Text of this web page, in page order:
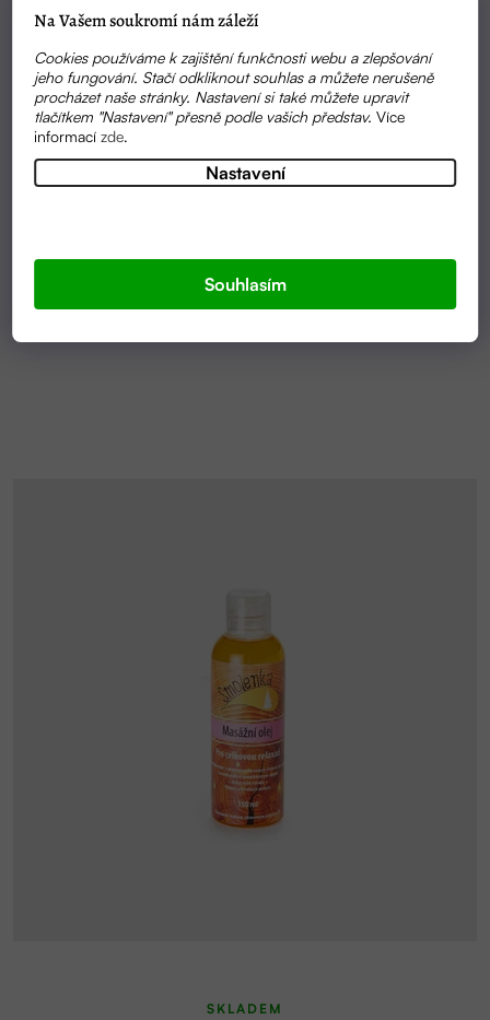
Na Vašem soukromí nám záleží
Cookies používáme k zajištění funkčnosti webu a zlepšování
jeho fungování. Stačí odkliknout souhlas a můžete nerušeně
procházet naše stránky. Nastavení si také můžete upravit
tlačítkem "Nastavení" přesně podle vašich představ.Více
informacízde.
Nastavení
Souhlasím
RŮŽOVÝ KVĚT
250 KČ
SKLADEM